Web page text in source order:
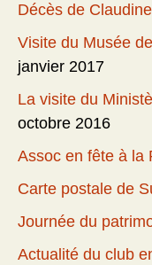
Décès de
Visite du Musée
janvier 2017
La visite du
octobre 2016
Assoc en fête à la
Carte postale de
Journée du
Actualité du club